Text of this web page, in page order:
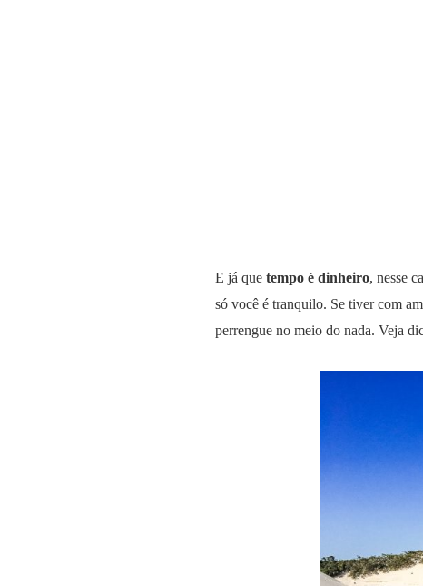
E já que tempo é dinheiro, nesse
só você é tranquilo. Se tiver com
perrengue no meio do nada. Veja